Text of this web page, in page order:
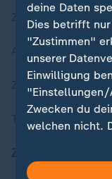
Zuletzt
Aktuelle
ZDFheute Stories
Themen im
deine Daten
Dies betrifft
"Zustimmen"
unserer
Einwilligung
Zwecken du
welchen nicht.
in deinen